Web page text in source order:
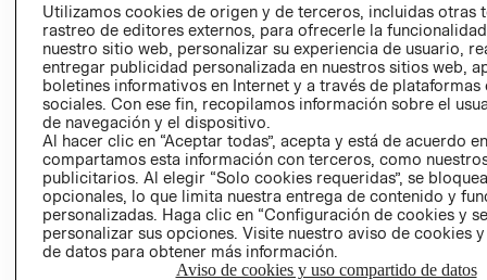
LIBRO DE
Ecuador ($)
CAMBIAR REGIÓN
Utilizamos cookies de origen y de terceros, incluidas otras
rastreo de editores externos, para ofrecerle la
nuestro sitio web, personalizar su experiencia de usuario,
entregar publicidad personalizada en nuestros sitios web,
boletines informativos en Internet y a través de plataformas
sociales. Con ese fin, recopilamos información sobre el
de navegación y el dispositivo.
Al hacer clic en “Aceptar todas”, acepta y está de acuerdo
compartamos esta información con terceros, como
publicitarios. Al elegir “Solo cookies requeridas”, se
opcionales, lo que limita nuestra entrega de contenido y
personalizadas. Haga clic en “Configuración de cookies y
personalizar sus opciones. Visite nuestro aviso de cookies
de datos para obtener más información.
Aviso de cookies y uso compartido de datos